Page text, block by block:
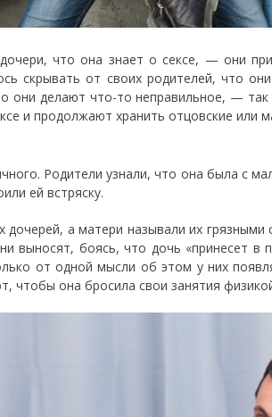
что она знает о сексе, — они
скрывать от своих родителей, что
они делают что-то неправильное, — так
и продолжают хранить отцовские или
Родители узнали, что она была с
ей встряску.
а матери называли их грязными
выносят, боясь, что дочь «принесет в
от одной мысли об этом у них
чтобы она бросила свои занятия